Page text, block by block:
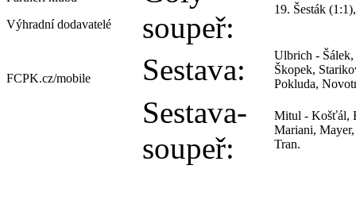
Výhradní dodavatelé
FCPK.cz/mobile
soupeř:
19. Šesták
Sestava:
Ulbrich -
Škopek,
Pokluda,
Sestava-
soupeř:
Mitul - Košťál,
Mariani,
Tran.